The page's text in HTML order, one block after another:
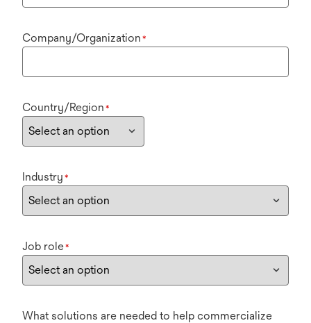
Company/Organization *
Country/Region *
Industry *
Job role*
What solutions are needed to help commercialize